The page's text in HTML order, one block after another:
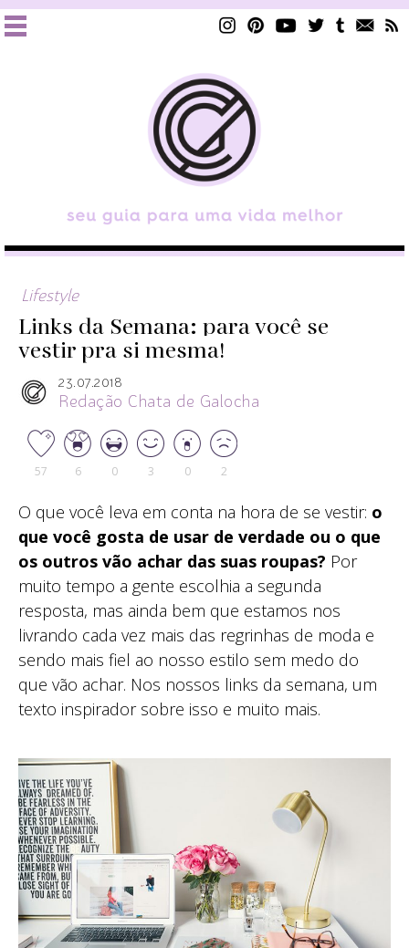
Lifestyle
Links da Semana: para você se
vestir pra si mesma!
23.07.2018
Redação Chata de Galocha
57 6 0 3 0 2
O que você leva em conta na hora de se vestir: o
que você gosta de usar de verdade ou o que
os outros vão achar das suas roupas? Por
muito tempo a gente escolhia a segunda
resposta, mas ainda bem que estamos nos
livrando cada vez mais das regrinhas de moda e
sendo mais fiel ao nosso estilo sem medo do
que vão achar. Nos nossos links da semana, um
texto inspirador sobre isso e muito mais.